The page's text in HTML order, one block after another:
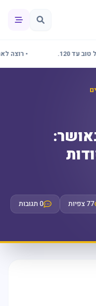
120. • רוצה
77 צפיות 0 תגובות